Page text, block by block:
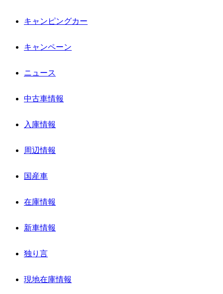
キャンピングカー
キャンペーン
ニュース
中古車情報
入庫情報
周辺情報
国産車
在庫情報
新車情報
独り言
現地在庫情報